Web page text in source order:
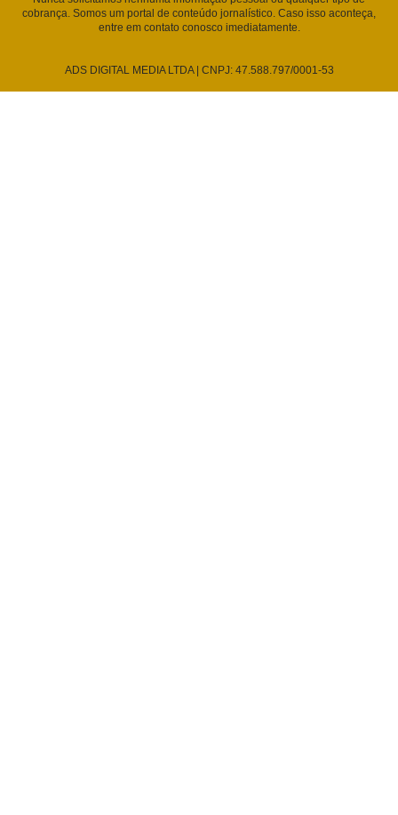
cobrança. Somos um portal de conteúdo jornalístico. Caso isso aconteça,
entre em contato conosco imediatamente.
ADS DIGITAL MEDIA LTDA | CNPJ: 47.588.797/0001-53